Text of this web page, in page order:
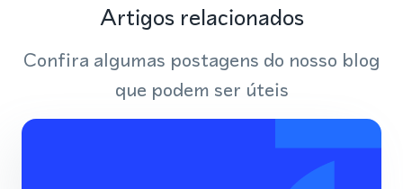
Artigos relacionados
Confira algumas postagens do nosso blog
que podem ser úteis